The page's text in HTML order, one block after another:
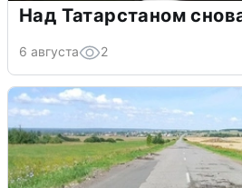
Над Татарстаном
6 августа 2